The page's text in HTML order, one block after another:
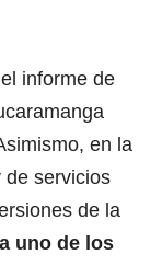
informe de
en la
de servicios
de la
uno de los